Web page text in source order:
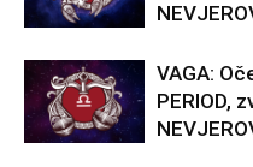
VAGA:
PERIOD,